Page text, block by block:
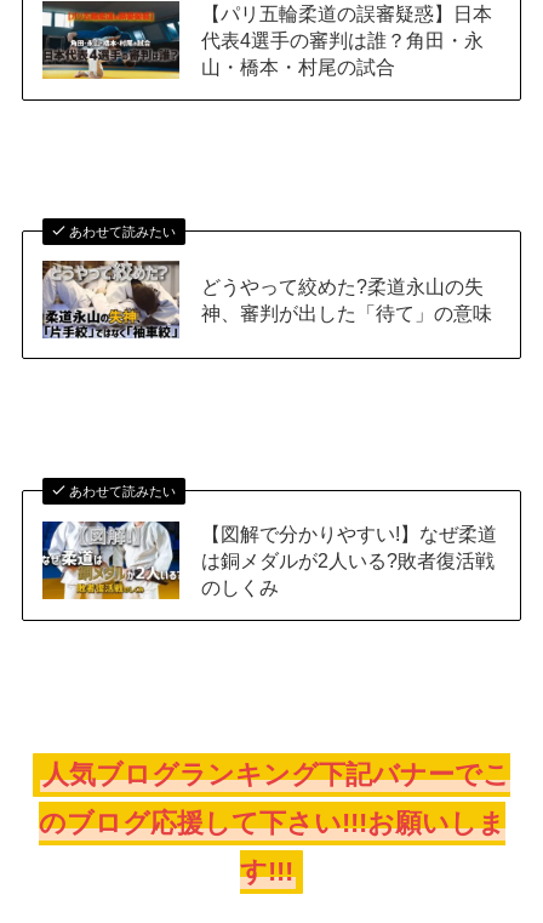
【パリ五輪柔道の誤審疑惑】日本
代表4選手の審判は誰？角田・永
山・橋本・村尾の試合
あわせて読みたい
どうやって絞めた?柔道永山の失
神、審判が出した「待て」の意味
あわせて読みたい
【図解で分かりやすい!】なぜ柔道
は銅メダルが2人いる?敗者復活戦
のしくみ
人気ブログランキング下記バナーでこ
のブログ応援して下さい!!!お願いしま
す!!!